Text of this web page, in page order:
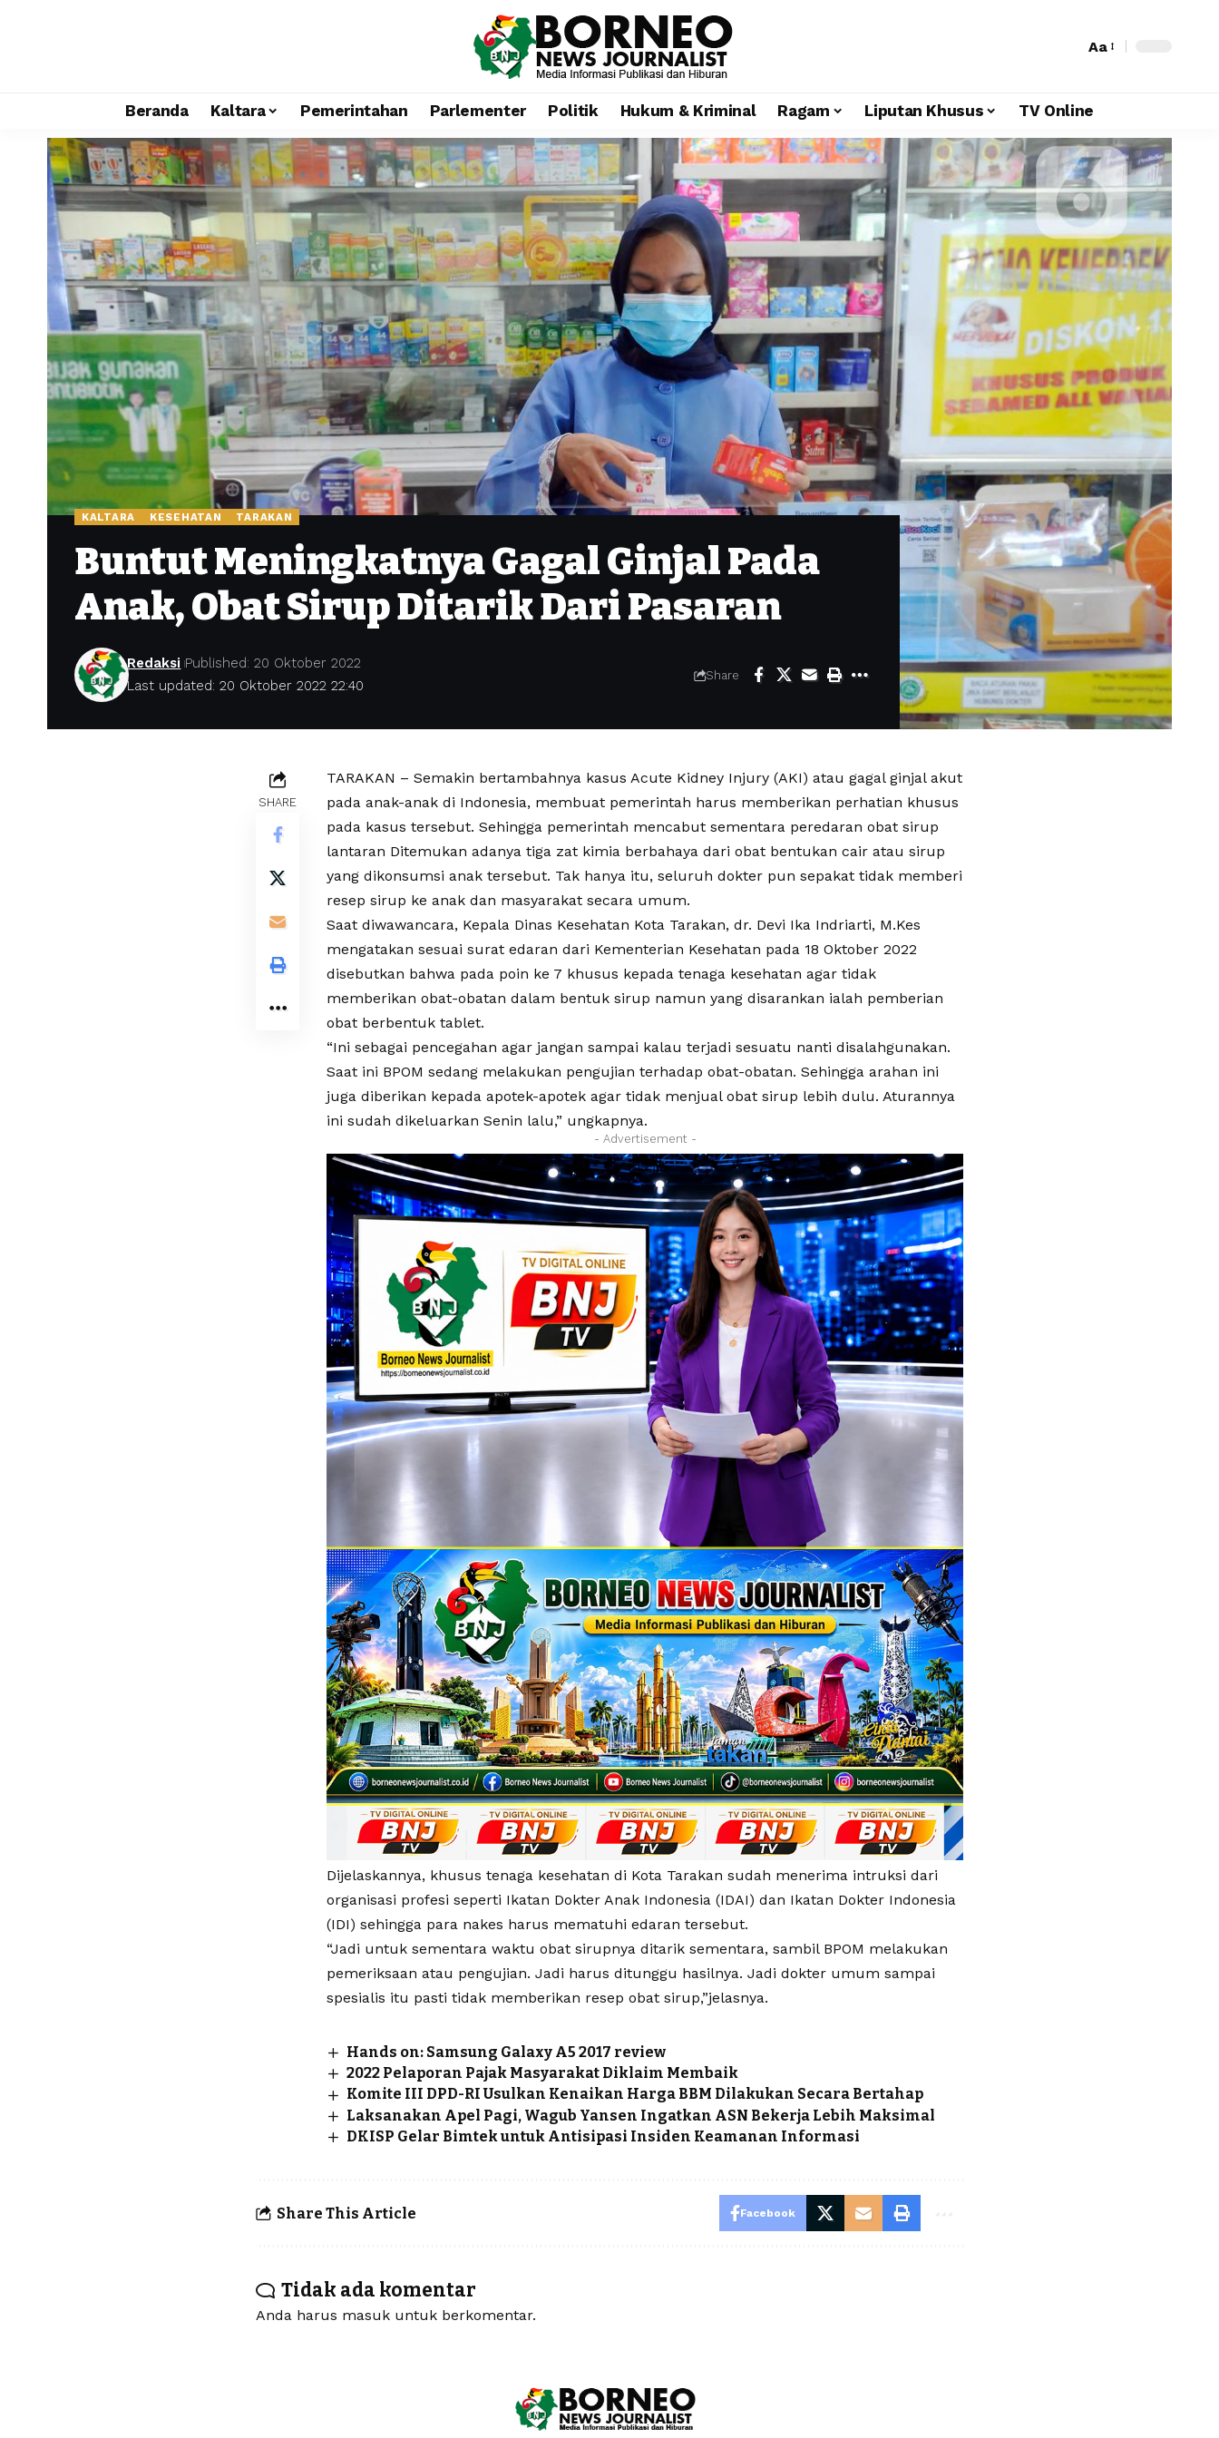
Aa
Beranda Kaltara Pemerintahan Parlementer Politik Hukum & Kriminal Ragam Liputan Khusus TV Online
KALTARA KESEHATAN TARAKAN
Buntut Meningkatnya Gagal Ginjal Pada
Anak, Obat Sirup Ditarik Dari Pasaran
Last updated: 20 Oktober 2022 22:40
Redaksi Published: 20 Oktober 2022
Share
SHARE
TARAKAN – Semakin bertambahnya kasus Acute Kidney Injury (AKI) atau gagal ginjal akut
pada anak-anak di Indonesia, membuat pemerintah harus memberikan perhatian khusus
pada kasus tersebut. Sehingga pemerintah mencabut sementara peredaran obat sirup
lantaran Ditemukan adanya tiga zat kimia berbahaya dari obat bentukan cair atau sirup
yang dikonsumsi anak tersebut. Tak hanya itu, seluruh dokter pun sepakat tidak memberi
resep sirup ke anak dan masyarakat secara umum.
Saat diwawancara, Kepala Dinas Kesehatan Kota Tarakan, dr. Devi Ika Indriarti, M.Kes
mengatakan sesuai surat edaran dari Kementerian Kesehatan pada 18 Oktober 2022
disebutkan bahwa pada poin ke 7 khusus kepada tenaga kesehatan agar tidak
memberikan obat-obatan dalam bentuk sirup namun yang disarankan ialah pemberian
obat berbentuk tablet.
“Ini sebagai pencegahan agar jangan sampai kalau terjadi sesuatu nanti disalahgunakan.
Saat ini BPOM sedang melakukan pengujian terhadap obat-obatan. Sehingga arahan ini
juga diberikan kepada apotek-apotek agar tidak menjual obat sirup lebih dulu. Aturannya
ini sudah dikeluarkan Senin lalu,” ungkapnya.
- Advertisement -
Dijelaskannya, khusus tenaga kesehatan di Kota Tarakan sudah menerima intruksi dari
organisasi profesi seperti Ikatan Dokter Anak Indonesia (IDAI) dan Ikatan Dokter Indonesia
(IDI) sehingga para nakes harus mematuhi edaran tersebut.
“Jadi untuk sementara waktu obat sirupnya ditarik sementara, sambil BPOM melakukan
pemeriksaan atau pengujian. Jadi harus ditunggu hasilnya. Jadi dokter umum sampai
spesialis itu pasti tidak memberikan resep obat sirup,”jelasnya.
Hands on: Samsung Galaxy A5 2017 review
2022 Pelaporan Pajak Masyarakat Diklaim Membaik
Komite III DPD-RI Usulkan Kenaikan Harga BBM Dilakukan Secara Bertahap
Laksanakan Apel Pagi, Wagub Yansen Ingatkan ASN Bekerja Lebih Maksimal
DKISP Gelar Bimtek untuk Antisipasi Insiden Keamanan Informasi
Share This Article Facebook
Tidak ada komentar
Anda harus masuk untuk berkomentar.